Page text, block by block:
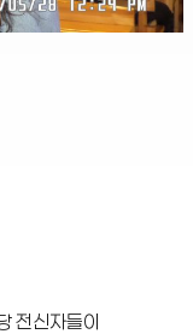
전신자들이